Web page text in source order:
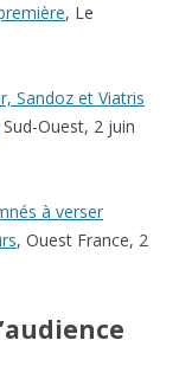
, Le
Sandoz et Viatris
Sud-Ouest, 2 juin
à verser
, Ouest France, 2